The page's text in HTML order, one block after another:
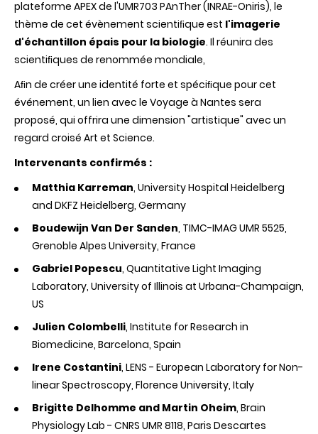
plateforme APEX de l'UMR703 PAnTher (INRAE-Oniris), le
thème de cet évènement scientiﬁque est l'imagerie
d'échantillon épais pour la biologie. Il réunira des
scientiﬁques de renommée mondiale,
Aﬁn de créer une identité forte et spéciﬁque pour cet
événement, un lien avec le Voyage à Nantes sera
proposé, qui offrira une dimension "artistique" avec un
regard croisé Art et Science.
Intervenants confirmés :
Matthia Karreman, University Hospital Heidelberg
and DKFZ Heidelberg, Germany
Boudewijn Van Der Sanden, TIMC-IMAG UMR 5525,
Grenoble Alpes University, France
Gabriel Popescu, Quantitative Light Imaging
Laboratory, University of Illinois at Urbana-Champaign,
US
Julien Colombelli, Institute for Research in
Biomedicine, Barcelona, Spain
Irene Costantini, LENS - European Laboratory for Non-
linear Spectroscopy, Florence University, Italy
Brigitte Delhomme and Martin Oheim, Brain
Physiology Lab - CNRS UMR 8118, Paris Descartes